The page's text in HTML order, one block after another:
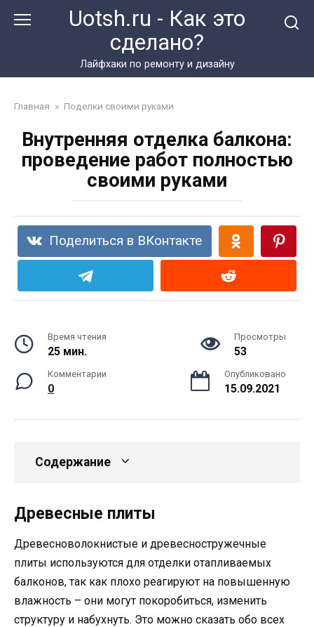
Uotsh.ru - Как это
сделано?
Лайфхаки по ремонту и дизайну
Главная » Поделки своими руками
Внутренняя отделка балкона:
проведение работ полностью
своими руками
Поделиться в ВКонтакте
Время чтения
25 мин.
Просмотры
53
Комментарии
0
Опубликовано
15.09.2021
Содержание
Древесные плиты
Древесноволокнистые и древесностружечные
плиты используются для отделки отапливаемых
балконов, так как плохо реагируют на повышенную
влажность – они могут покоробиться, изменить
структуру и набухнуть. Это можно сказать обо всех